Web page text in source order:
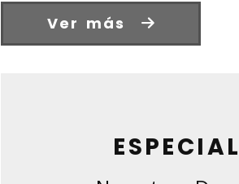
Ver más